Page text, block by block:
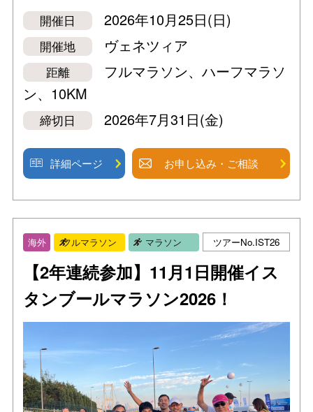
開催日 2026年10月25日(日)
開催地 ヴェネツィア
距離
フルマラソン、ハーフマラソ
ン、10KM
締切日 2026年7月31日(金)
詳細ページ お申し込み・ご相談
海外 フルマラソン マラソン ツアーNo.IST26
【2年連続参加】11月1日開催イス
タンブールマラソン2026！